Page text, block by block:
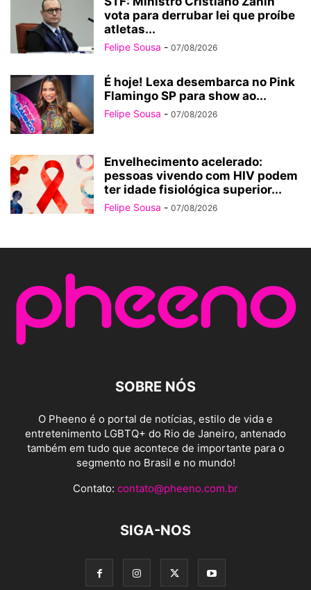
vota para derrubar lei que proíbe
atletas...
Felipe Sousa - 07/08/2026
É hoje! Lexa desembarca no Pink
Flamingo SP para show ao...
Felipe Sousa - 07/08/2026
Envelhecimento acelerado:
pessoas vivendo com HIV podem
ter idade fisiológica superior...
Felipe Sousa - 07/08/2026
SOBRE NÓS
O Pheeno é o portal de notícias, estilo de vida e
entretenimento LGBTQ+ do Rio de Janeiro, antenado
também em tudo que acontece de importante para o
segmento no Brasil e no mundo!
Contato: contato@pheeno.com.br
SIGA-NOS